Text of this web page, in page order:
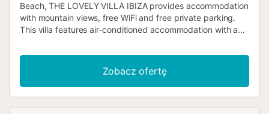
Beach, THE LOVELY VILLA IBIZA provides accommodation
with mountain views, free WiFi and free private parking.
This villa features air-conditioned accommodation with a
Zobacz ofertę